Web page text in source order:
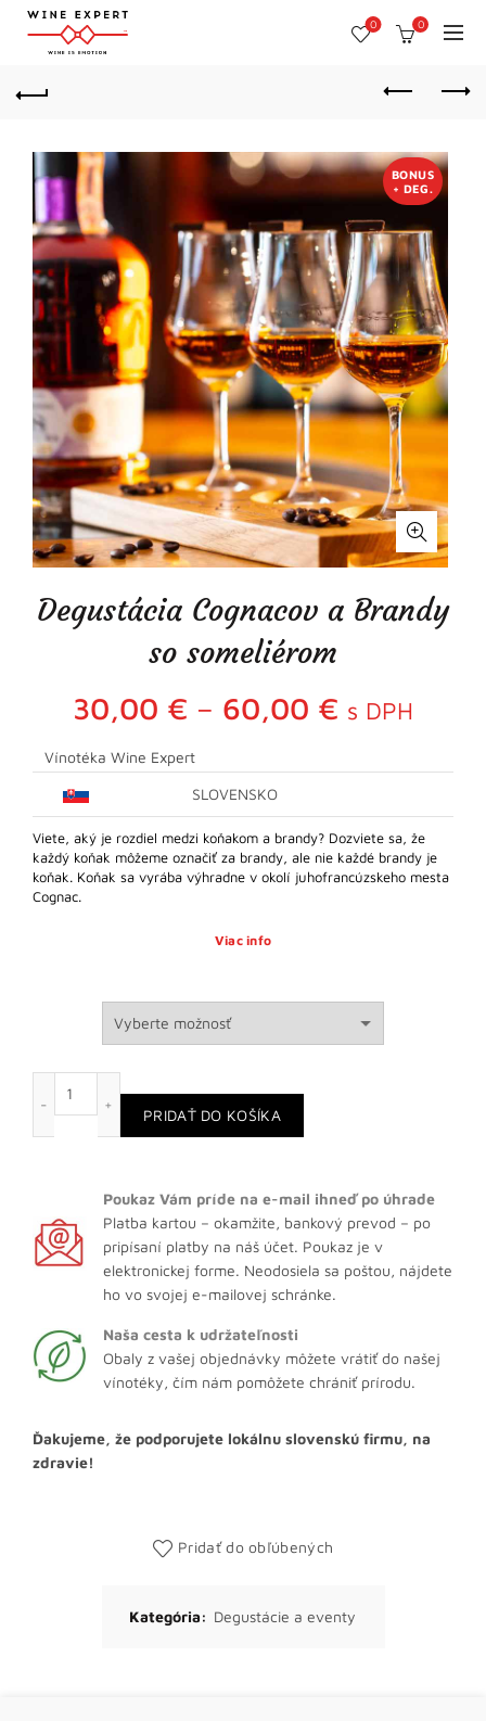
0 0
BONUS
+ DEG.
Degustácia Cognacov a Brandy
so someliérom
30,00 € – 60,00 € Cena:
60,00 €
s DPH
Vínotéka Wine Expert
SLOVENSKO
Viete, aký je rozdiel medzi koňakom a brandy? Dozviete sa, že
každý koňak môžeme označiť za brandy, ale nie každé brandy je
koňak. Koňak sa vyrába výhradne v okolí juhofrancúzskeho mesta
Cognac.
Viac info
PRIDAŤ DO KOŠÍKA
Poukaz Vám príde na e-mail ihneď po úhrade
Platba kartou – okamžite, bankový prevod – po
pripísaní platby na náš účet. Poukaz je v
elektronickej forme. Neodosiela sa poštou, nájdete
ho vo svojej e-mailovej schránke.
Naša cesta k udržateľnosti
Obaly z vašej objednávky môžete vrátiť do našej
vínotéky, čím nám pomôžete chrániť prírodu.
Ďakujeme, že podporujete lokálnu slovenskú firmu, na
zdravie!
Pridať do obľúbených
Kategória: Degustácie a eventy